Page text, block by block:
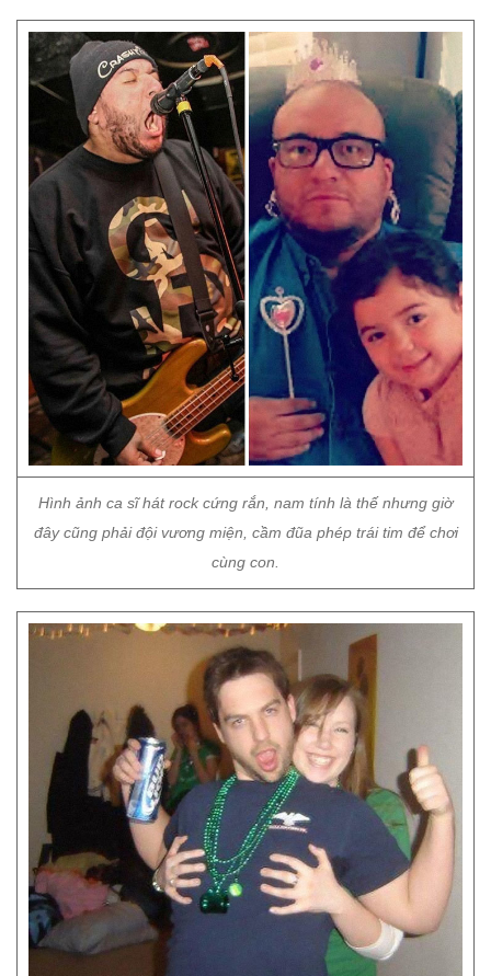
Hình ảnh ca sĩ hát rock cứng rắn, nam tính là thế nhưng giờ
đây cũng phải đội vương miện, cầm đũa phép trái tim để chơi
cùng con.